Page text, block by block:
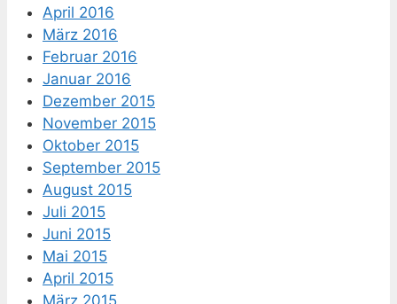
April 2016
März 2016
Februar 2016
Januar 2016
Dezember 2015
November 2015
Oktober 2015
September 2015
August 2015
Juli 2015
Juni 2015
Mai 2015
April 2015